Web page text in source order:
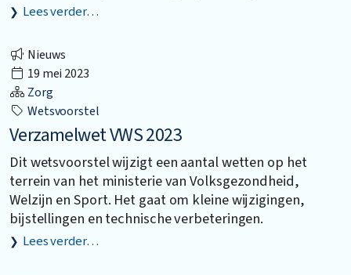
Lees verder…
Nieuws
19 mei 2023
Zorg
Wetsvoorstel
Verzamelwet VWS 2023
Dit wetsvoorstel wijzigt een aantal wetten op het
terrein van het ministerie van Volksgezondheid,
Welzijn en Sport. Het gaat om kleine wijzigingen,
bijstellingen en technische verbeteringen.
Lees verder…